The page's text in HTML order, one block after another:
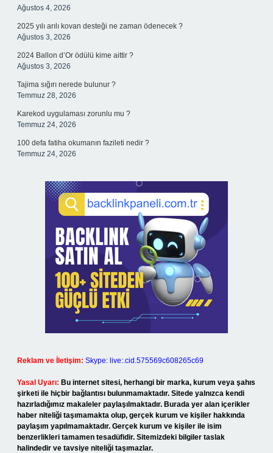
Ağustos 4, 2026
2025 yılı arılı kovan desteği ne zaman ödenecek ?
Ağustos 3, 2026
2024 Ballon d’Or ödülü kime aittir ?
Ağustos 3, 2026
Tajima sığırı nerede bulunur ?
Temmuz 28, 2026
Karekod uygulaması zorunlu mu ?
Temmuz 24, 2026
100 defa fatiha okumanın fazileti nedir ?
Temmuz 24, 2026
Reklam ve İletişim: Skype: live:.cid.575569c608265c69
Yasal Uyarı: Bu internet sitesi, herhangi bir marka, kurum veya şahıs
şirketi ile hiçbir bağlantısı bulunmamaktadır. Sitede yalnızca kendi
hazırladığımız makaleler paylaşılmaktadır. Burada yer alan içerikler
haber niteliği taşımamakta olup, gerçek kurum ve kişiler hakkında
paylaşım yapılmamaktadır. Gerçek kurum ve kişiler ile isim
benzerlikleri tamamen tesadüfidir. Sitemizdeki bilgiler taslak
halindedir ve tavsiye niteliği taşımazlar.